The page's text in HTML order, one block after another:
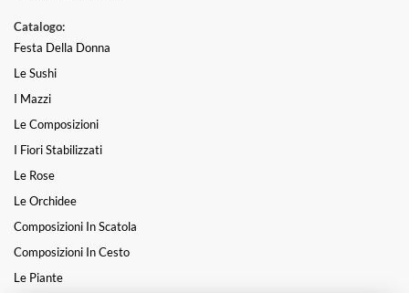
Catalogo:
Festa Della Donna
Le Sushi
I Mazzi
Le Composizioni
I Fiori Stabilizzati
Le Rose
Le Orchidee
Composizioni In Scatola
Composizioni In Cesto
Le Piante